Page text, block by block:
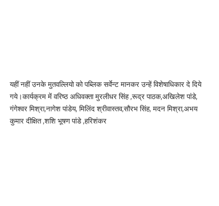
यहीं नहीं उनके मुतवल्लियो को पब्लिक सर्वेन्ट मानकर उन्हें विशेषाधिकार दे दिये
गये।कार्यक्रम में वरिष्ठ अधिवक्ता मुरलीधर सिंह ,रूद्र पाठक,अखिलेश पांडे,
गंगेश्वर मिश्रा,नागेश पांडेय, मिलिंद श्रीवास्तव,सौरभ सिंह, मदन मिश्रा,अभय
कुमार दीक्षित ,शशि भूषण पांडे ,हरिशंकर